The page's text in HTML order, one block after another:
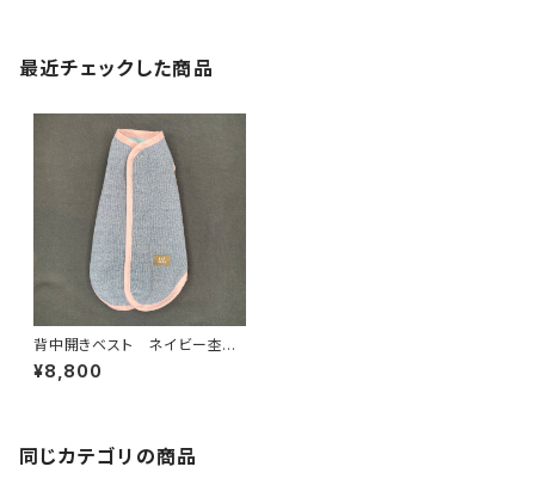
最近チェックした商品
背中開きベスト ネイビー杢✖️
ベリーブルー杢 BS-L-023
¥8,800
同じカテゴリの商品